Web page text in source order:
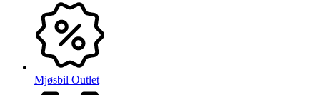
Mjøsbil Outlet